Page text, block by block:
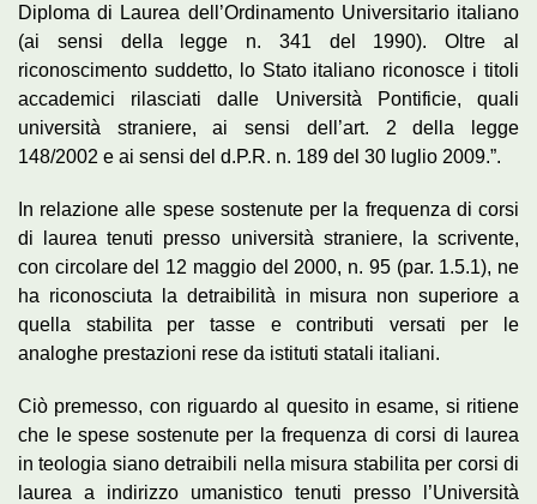
Diploma di Laurea dell’Ordinamento Universitario italiano
(ai sensi della legge n. 341 del 1990). Oltre al
riconoscimento suddetto, lo Stato italiano riconosce i titoli
accademici rilasciati dalle Università Pontificie, quali
università straniere, ai sensi dell’art. 2 della legge
148/2002 e ai sensi del d.P.R. n. 189 del 30 luglio 2009.”.
In relazione alle spese sostenute per la frequenza di corsi
di laurea tenuti presso università straniere, la scrivente,
con circolare del 12 maggio del 2000, n. 95 (par. 1.5.1), ne
ha riconosciuta la detraibilità in misura non superiore a
quella stabilita per tasse e contributi versati per le
analoghe prestazioni rese da istituti statali italiani.
Ciò premesso, con riguardo al quesito in esame, si ritiene
che le spese sostenute per la frequenza di corsi di laurea
in teologia siano detraibili nella misura stabilita per corsi di
laurea a indirizzo umanistico tenuti presso l’Università